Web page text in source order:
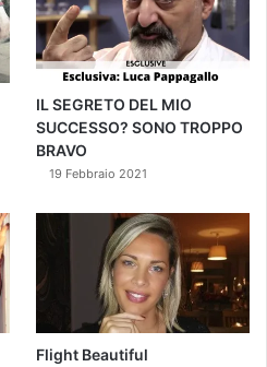
IL SEGRETO DEL MIO
SUCCESSO? SONO TROPPO
BRAVO
19 Febbraio 2021
Flight Beautiful